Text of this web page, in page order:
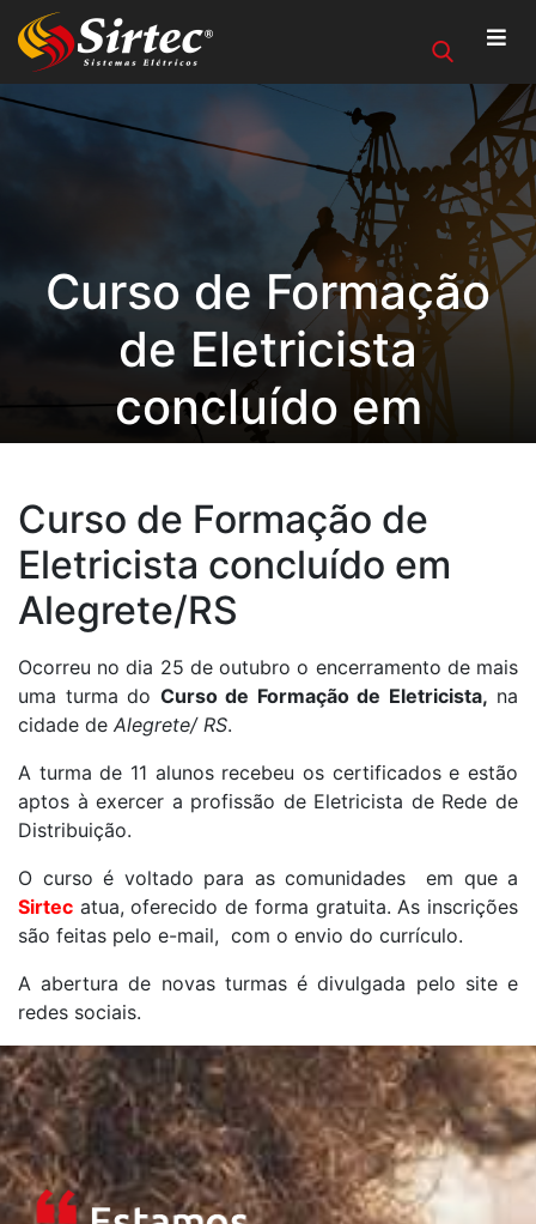
Curso de Formação
de Eletricista
concluído em
Curso de Formação de
Eletricista concluído em
Alegrete/RS
Ocorreu no dia 25 de outubro o encerramento de mais
uma turma do Curso de Formação de Eletricista, na
cidade de Alegrete/ RS.
A turma de 11 alunos recebeu os certificados e estão
aptos à exercer a profissão de Eletricista de Rede de
Distribuição.
O curso é voltado para as comunidades em que a
Sirtec atua, oferecido de forma gratuita. As inscrições
são feitas pelo e-mail, com o envio do currículo.
A abertura de novas turmas é divulgada pelo site e
redes sociais.